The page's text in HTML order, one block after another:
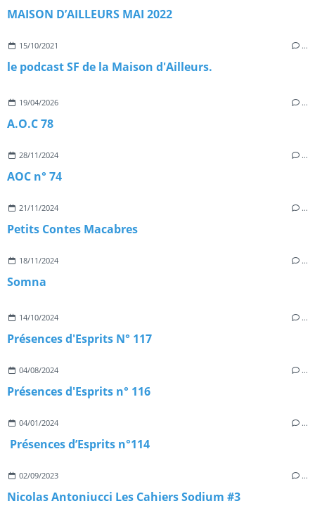
MAISON D’AILLEURS MAI 2022
15/10/2021 …
le podcast SF de la Maison d'Ailleurs.
19/04/2026 …
A.O.C 78
28/11/2024 …
AOC n° 74
21/11/2024 …
Petits Contes Macabres
18/11/2024 …
Somna
14/10/2024 …
Présences d'Esprits N° 117
04/08/2024 …
Présences d'Esprits n° 116
04/01/2024 …
Présences d’Esprits n°114
02/09/2023 …
Nicolas Antoniucci Les Cahiers Sodium #3